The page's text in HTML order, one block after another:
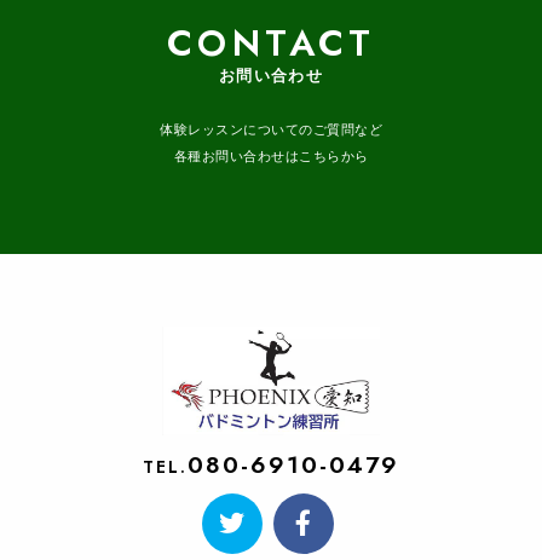
CONTACT
お問い合わせ
体験レッスンについてのご質問など
各種お問い合わせはこちらから
TEL. 080-6910-0479